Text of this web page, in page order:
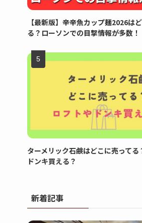
【最新版】辛辛魚カップ麺2026は
る？ローソンでの目撃情報が多数！
ターメリック石鹸はどこに売ってる
ドンキ買える？
新着記事